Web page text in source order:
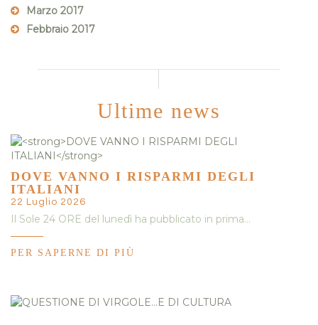
Marzo 2017
Febbraio 2017
Ultime news
DOVE VANNO I RISPARMI DEGLI
ITALIANI
22 Luglio 2026
Il Sole 24 ORE del lunedì ha pubblicato in prima…
PER SAPERNE DI PIÙ